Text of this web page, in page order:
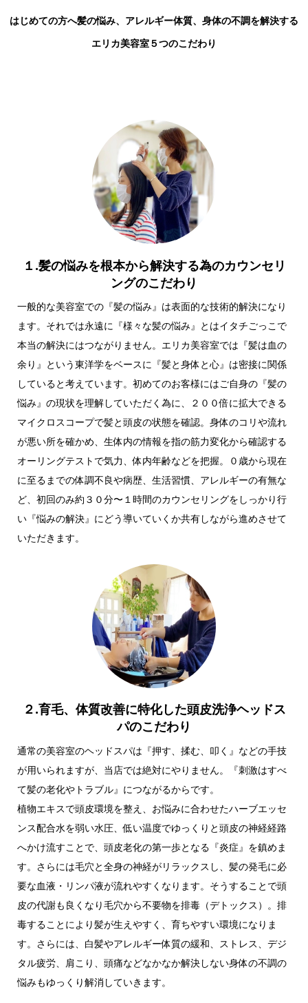
はじめての方へ髪の悩み、アレルギー体質、身体の不調を解決する
エリカ美容室５つのこだわり
１.髪の悩みを根本から解決する為のカウンセリ
ングのこだわり
一般的な美容室での『髪の悩み』は表面的な技術的解決になり
ます。それでは永遠に『様々な髪の悩み』とはイタチごっこで
本当の解決にはつながりません。エリカ美容室では『髪は血の
余り』という東洋学をベースに『髪と身体と心』は密接に関係
していると考えています。初めてのお客様にはご自身の『髪の
悩み』の現状を理解していただく為に、２００倍に拡大できる
マイクロスコープで髪と頭皮の状態を確認。身体のコリや流れ
が悪い所を確かめ、生体内の情報を指の筋力変化から確認する
オーリングテストで気力、体内年齢などを把握。０歳から現在
に至るまでの体調不良や病歴、生活習慣、アレルギーの有無な
ど、初回のみ約３０分〜１時間のカウンセリングをしっかり行
い『悩みの解決』にどう導いていくか共有しながら進めさせて
いただきます。
２.育毛、体質改善に特化した頭皮洗浄ヘッドス
パのこだわり
通常の美容室のヘッドスパは『押す、揉む、叩く』などの手技
が用いられますが、当店では絶対にやりません。『刺激はすべ
て髪の老化やトラブル』につながるからです。
植物エキスで頭皮環境を整え、お悩みに合わせたハーブエッセ
ンス配合水を弱い水圧、低い温度でゆっくりと頭皮の神経経路
へかけ流すことで、頭皮老化の第一歩となる『炎症』を鎮めま
す。さらには毛穴と全身の神経がリラックスし、髪の発毛に必
要な血液・リンパ液が流れやすくなります。そうすることで頭
皮の代謝も良くなり毛穴から不要物を排毒（デトックス）。排
毒することにより髪が生えやすく、育ちやすい環境になりま
す。さらには、白髪やアレルギー体質の緩和、ストレス、デジ
タル疲労、肩こり、頭痛などなかなか解決しない身体の不調の
悩みもゆっくり解消していきます。